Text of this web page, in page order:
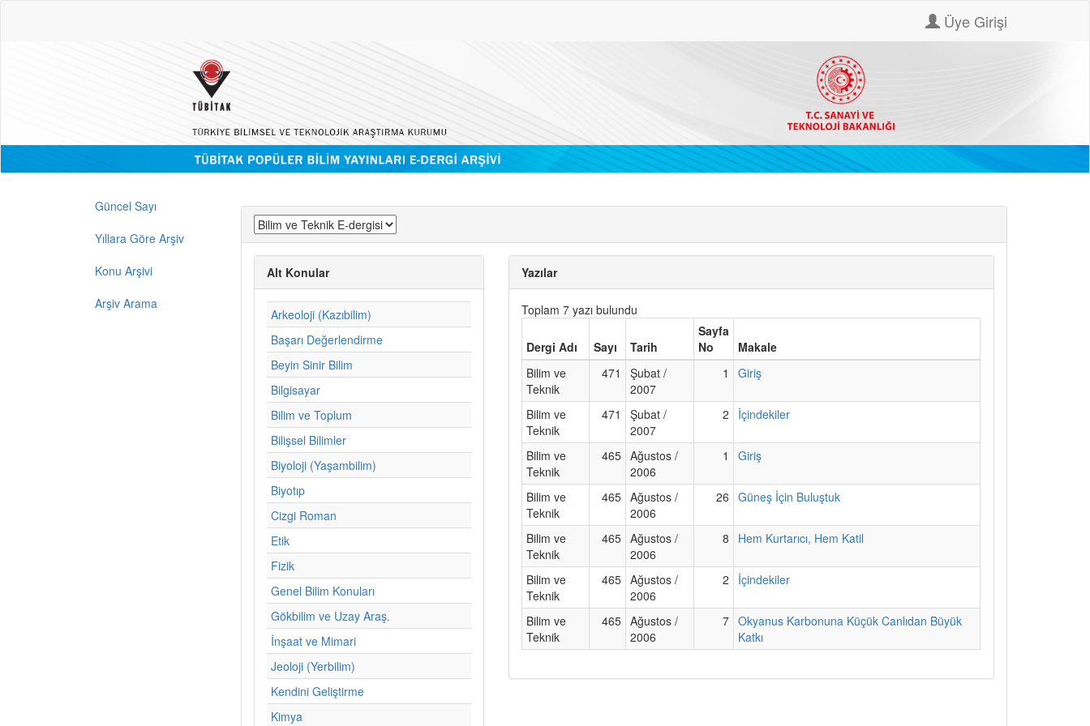
Üye Girişi
Güncel Sayı
Yıllara Göre Arşiv
Konu Arşivi
Arşiv Arama
Alt Konular
Arkeoloji (Kazıbilim)
Başarı Değerlendirme
Beyin Sinir Bilim
Bilgisayar
Bilim ve Toplum
Bilişsel Bilimler
Biyoloji (Yaşambilim)
Biyotıp
Cizgi Roman
Etik
Fizik
Genel Bilim Konuları
Gökbilim ve Uzay Araş.
İnşaat ve Mimari
Jeoloji (Yerbilim)
Kendini Geliştirme
Kimya
Yazılar
Toplam 7 yazı bulundu
Dergi Adı Sayı Tarih
Sayfa
No
Makale
Bilim ve
Teknik
471
Şubat /
2007
1 Giriş
Bilim ve
Teknik
471
Şubat /
2007
2 İçindekiler
Bilim ve
Teknik
465 Ağustos /
2006
1 Giriş
Bilim ve
Teknik
465 Ağustos /
2006
26 Güneş İçin Buluştuk
Bilim ve
Teknik
465 Ağustos /
2006
8 Hem Kurtarıcı, Hem Katil
Bilim ve
Teknik
465 Ağustos /
2006
2 İçindekiler
Bilim ve
Teknik
465 Ağustos /
2006
7 Okyanus Karbonuna Küçük Canlıdan Büyük
Katkı